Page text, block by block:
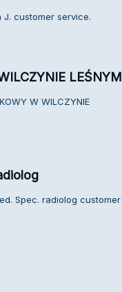
J. customer service.
LEŚNYM
W WILCZYNIE
Spec. radiolog customer